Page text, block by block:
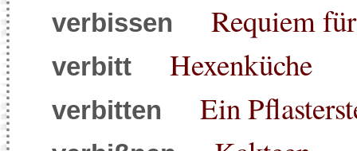
verbissen Requiem
verbitt Hexenküche
verbitten Ein